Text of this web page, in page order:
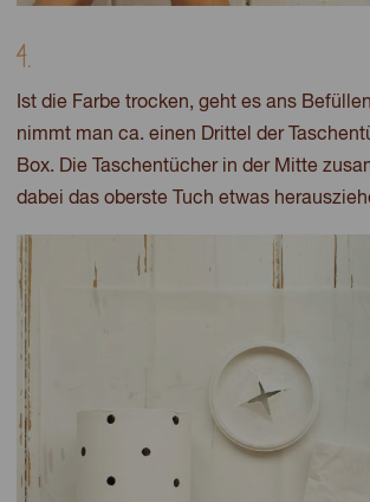
4.
Ist die Farbe trocken, geht es ans
nimmt man ca. einen Drittel der
Box. Die Taschentücher in der Mitte
dabei das oberste Tuch etwas